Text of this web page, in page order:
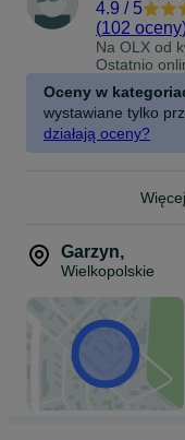
4.9 / 5
(102 oceny
Na OLX od
Ostatnio
Oceny w
wystawiane tylko
działają oceny?
Garzyn,
Wielkopolskie